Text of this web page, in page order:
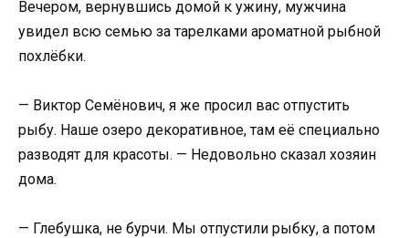
Вечером, вернувшись домой к ужину, мужчина
увидел всю семью за тарелками ароматной рыбной
похлёбки.
— Виктор Семёнович, я же просил вас отпустить
рыбу. Наше озеро декоративное, там её специально
разводят для красоты. — Недовольно сказал хозяин
дома.
— Глебушка, не бурчи. Мы отпустили рыбку, а потом